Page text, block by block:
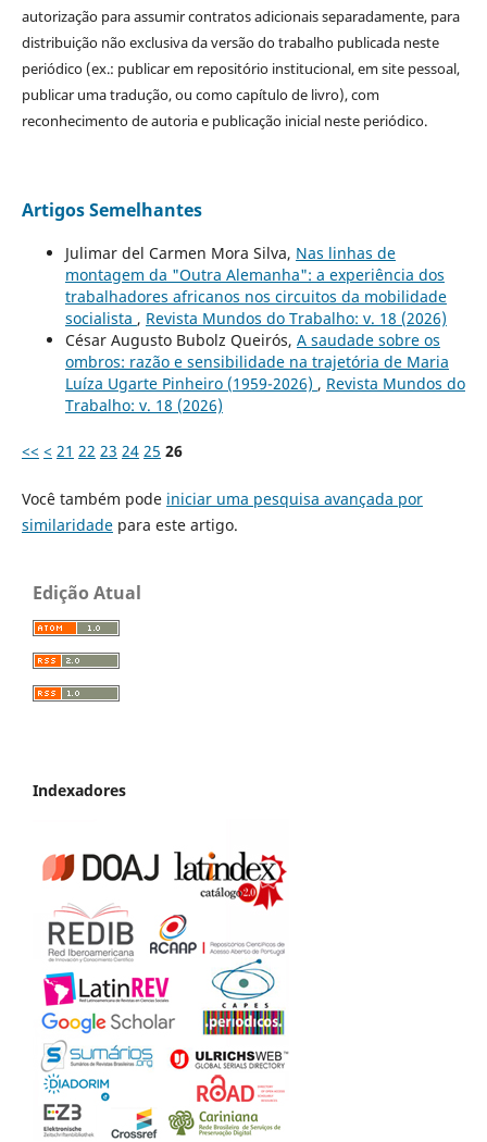
autorização para assumir contratos adicionais separadamente, para
distribuição não exclusiva da versão do trabalho publicada neste
periódico (ex.: publicar em repositório institucional, em site pessoal,
publicar uma tradução, ou como capítulo de livro), com
reconhecimento de autoria e publicação inicial neste periódico.
Artigos Semelhantes
Julimar del Carmen Mora Silva, Nas linhas de
montagem da "Outra Alemanha": a experiência dos
trabalhadores africanos nos circuitos da mobilidade
socialista , Revista Mundos do Trabalho: v. 18 (2026)
César Augusto Bubolz Queirós, A saudade sobre os
ombros: razão e sensibilidade na trajetória de Maria
Luíza Ugarte Pinheiro (1959-2026) , Revista Mundos do
Trabalho: v. 18 (2026)
<< < 21 22 23 24 25 26
Você também pode iniciar uma pesquisa avançada por
similaridadepara este artigo.
Edição Atual
Indexadores